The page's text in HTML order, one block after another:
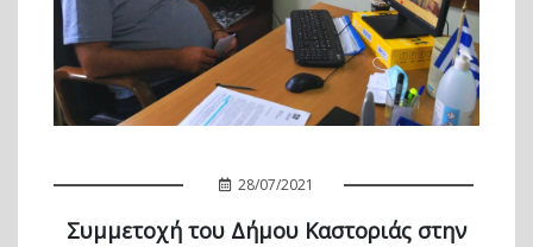
28/07/2021
Συμμετοχή του Δήμου Καστοριάς στην